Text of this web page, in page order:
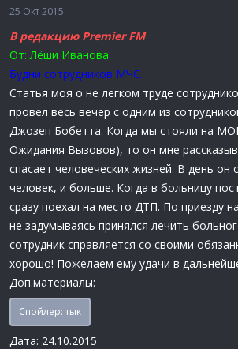
25 Окт 2015
В редакцию Premier FM
От: Лёши Иванова
Будни сотрудников МЧС.
Статья моя о не легком труде
провел весь вечер с одним из
Джозеп Бобетта. Когда мы стояли на
Ожидания Вызовов), то он мне
спасает человеческих жизней. В день он
человек, и больше. Когда в больницу
сразу поехал на место ДТП. По приезду
не задумываясь принялся лечить
сотрудник справляется со своими
хорошо! Пожелаем ему удачи в
Доп.материалы:
Спойлер: тык
Дата: 24.10.2015